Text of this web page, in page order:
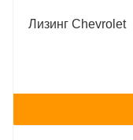
Лизинг Chevrolet